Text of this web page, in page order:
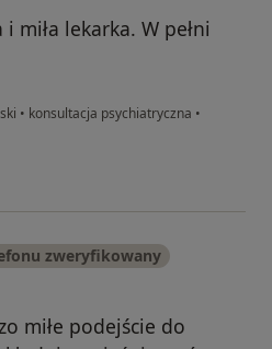
miła lekarka. W pełni
• konsultacja psychiatryczna •
zweryfikowany
miłe podejście do